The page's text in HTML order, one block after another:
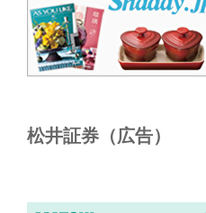
松井証券（広告）